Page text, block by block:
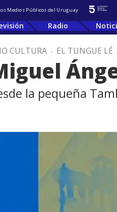
Medios Públicos del Uruguay
Radio
CULTURA . EL TUNGUE LÉ
la pequeña